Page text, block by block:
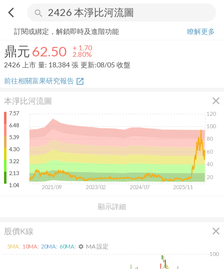
arrow_back_ios search
鼎元 62.50+ 2.80%
訂閱或綁定，解鎖即時及進階功能
瞭解更多
鼎元62.50 + 1.70
2.80%
2426 上市 量: 18,384張 更新:08/05 收盤
前往相關富果研究報告 open_in_new
本淨比河流圖 close
顯示詳細
7.57
6.48
5.39
4.30
3.22
2.13
1.04
2021/09 2023/02 2024/07 2025/11
20
40
60
80
100
120
股價K線 close
100
5MA: 10MA: 20MA: 60MA: settings MA 設定